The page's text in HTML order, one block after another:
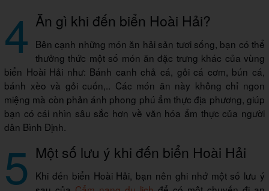
4 Ăn gì khi đến biển Hoài Hải?
Bên cạnh những món ăn hải sản tươi sống, bạn có thể
thưởng thức một số món ăn đặc trưng khác của vùng
biển Hoài Hải như: Bánh canh chả cá, gỏi cá cơm, bún cá,
bánh xèo và gỏi cuốn,.. Các món ăn này không chỉ ngon
miệng mà còn phản ánh phong phú ẩm thực địa phương, giúp
bạn có cái nhìn sâu sắc hơn về văn hóa ẩm thực của người
dân Bình Định.
5 Một số lưu ý khi đến biển Hoài Hải
Khi đến biển Hoài Hải, bạn nên ghi nhớ một số lưu ý